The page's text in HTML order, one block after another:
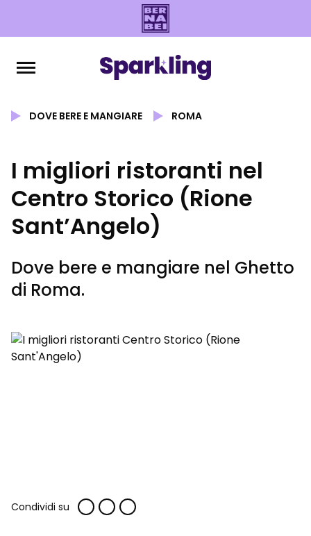
DOVE BERE E MANGIARE ROMA
I migliori ristoranti nel
Centro Storico (Rione
Sant’Angelo)
Dove bere e mangiare nel Ghetto
di Roma.
Condividi su